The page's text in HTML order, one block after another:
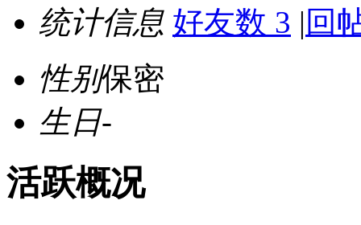
统计信息 好友数 3 | 回
性别保密
生日-
活跃概况